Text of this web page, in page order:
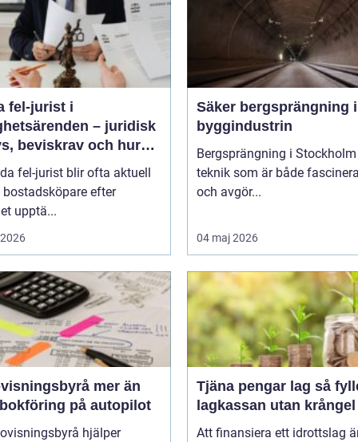
fel-jurist i
– juridisk
beviskrav och hur
fördelas vid
fel-jurist blir ofta aktuell
bostadsköpare efter
upptä...
Säker bergsprängning
byggindustrin
Bergsprängning i
teknik som är både
och avgör...
04 maj 2026
mer än
på autopilot
hjälper
Tjäna pengar lag så fyller ni
lagkassan utan krångel
Att finansiera ett idrottslag